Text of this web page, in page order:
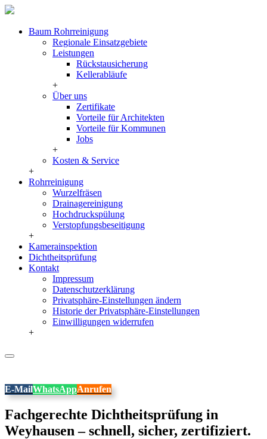
Baum Rohrreinigung
Regionale Einsatzgebiete
Leistungen
Rückstausicherung
Kellerabläufe
+
Über uns
Zertifikate
Vorteile für Architekten
Vorteile für Kommunen
Jobs
+
Kosten & Service
+
Rohrreinigung
Wurzelfräsen
Drainagereinigung
Hochdruckspülung
Verstopfungsbeseitigung
+
Kamerainspektion
Dichtheitsprüfung
Kontakt
Impressum
Datenschutzerklärung
Privatsphäre-Einstellungen ändern
Historie der Privatsphäre-Einstellungen
Einwilligungen widerrufen
+
E-MailWhatsAppAnrufen
Fachgerechte Dichtheitsprüfung in
Weyhausen – schnell, sicher, zertifiziert.